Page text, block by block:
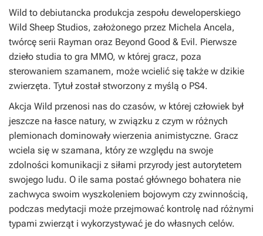
Wild to debiutancka produkcja zespołu deweloperskiego
Wild Sheep Studios, założonego przez Michela Ancela,
twórcę serii Rayman oraz Beyond Good & Evil. Pierwsze
dzieło studia to gra MMO, w której gracz, poza
sterowaniem szamanem, może wcielić się także w dzikie
zwierzęta. Tytuł został stworzony z myślą o PS4.
Akcja Wild przenosi nas do czasów, w której człowiek był
jeszcze na łasce natury, w związku z czym w różnych
plemionach dominowały wierzenia animistyczne. Gracz
wciela się w szamana, który ze względu na swoje
zdolności komunikacji z siłami przyrody jest autorytetem
swojego ludu. O ile sama postać głównego bohatera nie
zachwyca swoim wyszkoleniem bojowym czy zwinnością,
podczas medytacji może przejmować kontrolę nad różnymi
typami zwierząt i wykorzystywać je do własnych celów.